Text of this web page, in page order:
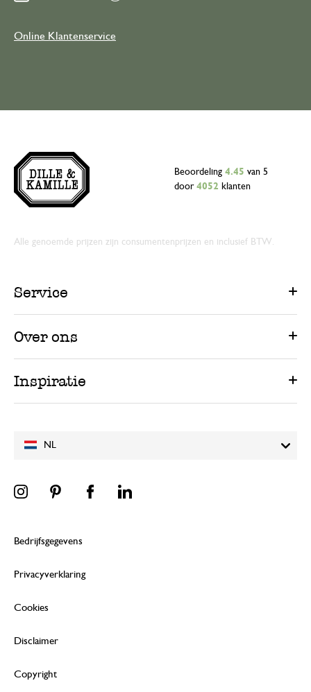
Online Klantenservice
NL
Beoordeling 4.45 van 5
door 4052 klanten
Alle genoemde prijzen zijn consumentenprijzen en inclusief BTW.
Service
Over ons
Inspiratie
Bedrijfsgegevens
Privacyverklaring
Cookies
Disclaimer
Copyright